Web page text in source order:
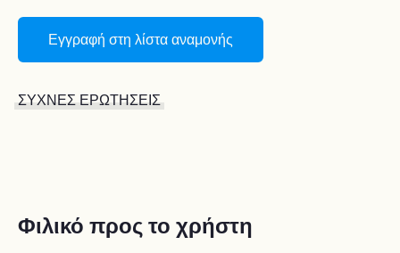
Εγγραφή στη λίστα αναμονής
ΣΥΧΝΕΣ ΕΡΩΤΗΣΕΙΣ
Φιλικό προς το χρήστη